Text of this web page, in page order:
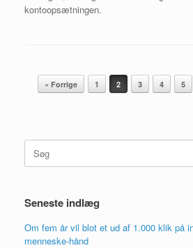
kontoopsætningen.
Artikel navigation
« Forrige 1 2 3 4 5
Søg
efter:
Seneste indlæg
Om fem år vil blot et ud af 1.000 klik på
menneske-hånd